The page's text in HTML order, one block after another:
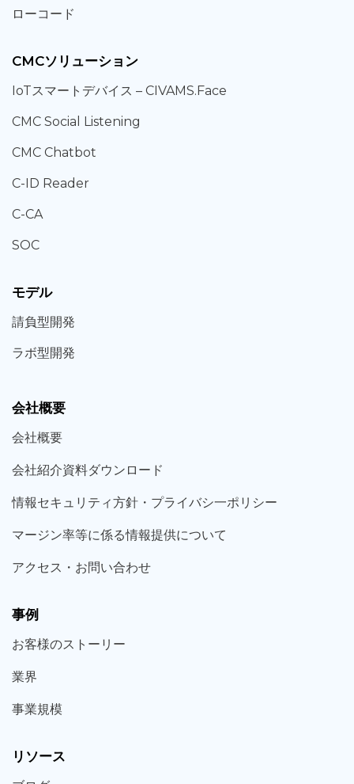
ローコード
CMCソリューション
IoTスマートデバイス – CIVAMS.Face
CMC Social Listening
CMC Chatbot
C-ID Reader
C-CA
SOC
モデル
請負型開発
ラボ型開発
会社概要
会社概要
会社紹介資料ダウンロード
情報セキュリティ方針・プライバシ一ポリシー
マージン率等に係る情報提供について
アクセス・お問い合わせ
事例
お客様のストーリー
業界
事業規模
リソース